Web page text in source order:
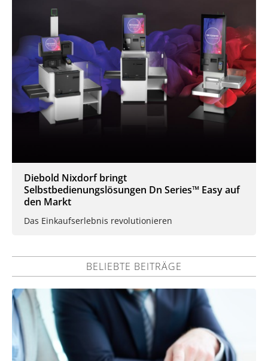
Diebold Nixdorf bringt
Selbstbedienungslösungen Dn Series™ Easy auf
den Markt
Das Einkaufserlebnis revolutionieren
BELIEBTE BEITRÄGE